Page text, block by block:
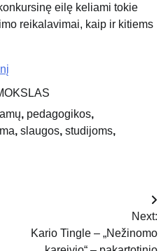
eilę keliami tokie
reikalavimai, kaip ir kitiems
, pedagogikos,
, slaugos, studijoms,
Next:
Kario Tingle – „Nežinomo